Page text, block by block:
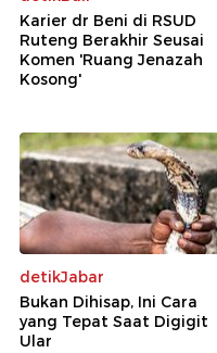
Karier dr Beni di RSUD
Ruteng Berakhir Seusai
Komen 'Ruang Jenazah
Kosong'
detikJabar
Bukan Dihisap, Ini Cara
yang Tepat Saat Digigit
Ular